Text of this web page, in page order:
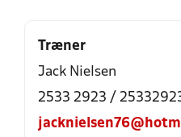
Træner
Jack Nielsen
2533 2923 /